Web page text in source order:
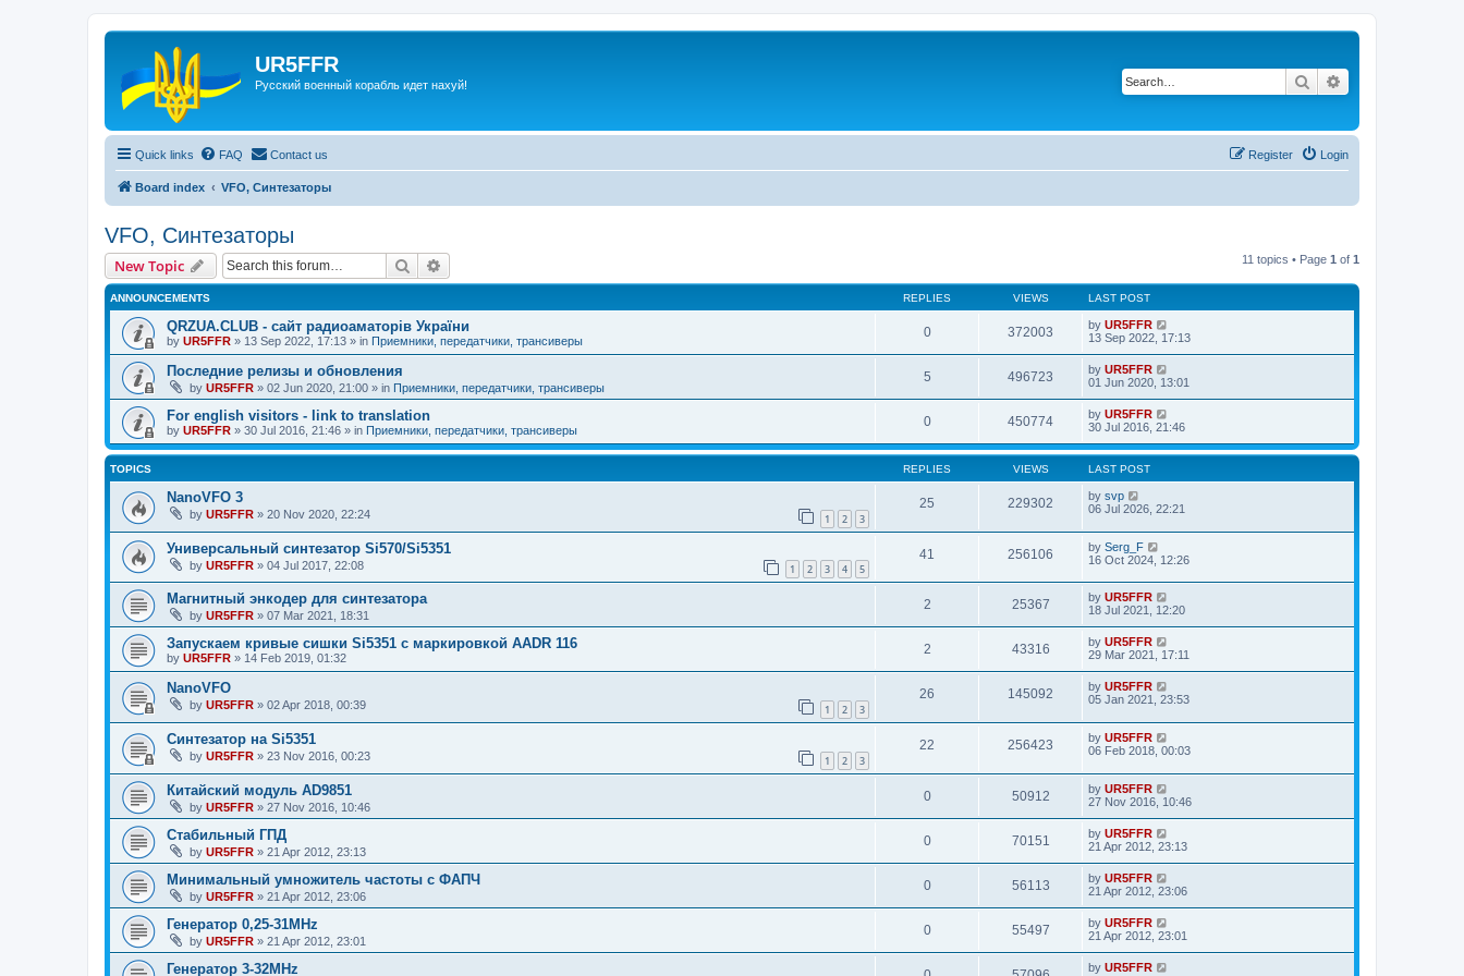
UR5FFR
Русский военный корабль идет нахуй! Search
Quick links FAQ Contact us Login
Register
Board index VFO, Синтезаторы
VFO, Синтезаторы
New Topic Search 11 topics • Page 1 of 1
ANNOUNCEMENTS REPLIES VIEWS LAST POST
QRZUA.CLUB - сайт радиоаматорів України
by UR5FFR » 13 Sep 2022, 17:13 » in Приемники, передатчики, трансиверы
0 372003 by UR5FFR
13 Sep 2022, 17:13
Последние релизы и обновления
by UR5FFR » 02 Jun 2020, 21:00 » in Приемники, передатчики, трансиверы
5 496723 by UR5FFR
01 Jun 2020, 13:01
For english visitors - link to translation
by UR5FFR » 30 Jul 2016, 21:46 » in Приемники, передатчики, трансиверы
0 450774 by UR5FFR
30 Jul 2016, 21:46
TOPICS REPLIES VIEWS LAST POST
NanoVFO 3
by UR5FFR » 20 Nov 2020, 22:24 1 2 3
25 229302 by svp
06 Jul 2026, 22:21
Универсальный синтезатор Si570/Si5351
by UR5FFR » 04 Jul 2017, 22:08 1 2 3 4 5
41 256106 by Serg_F
16 Oct 2024, 12:26
Магнитный энкодер для синтезатора
by UR5FFR » 07 Mar 2021, 18:31
2 25367 by UR5FFR
18 Jul 2021, 12:20
Запускаем кривые сишки Si5351 с маркировкой AADR 116
by UR5FFR » 14 Feb 2019, 01:32
2 43316 by UR5FFR
29 Mar 2021, 17:11
NanoVFO
by UR5FFR » 02 Apr 2018, 00:39 1 2 3
26 145092 by UR5FFR
05 Jan 2021, 23:53
Синтезатор на Si5351
by UR5FFR » 23 Nov 2016, 00:23 1 2 3
22 256423 by UR5FFR
06 Feb 2018, 00:03
Китайский модуль AD9851
by UR5FFR » 27 Nov 2016, 10:46
0 50912 by UR5FFR
27 Nov 2016, 10:46
Стабильный ГПД
by UR5FFR » 21 Apr 2012, 23:13
0 70151 by UR5FFR
21 Apr 2012, 23:13
Минимальный умножитель частоты с ФАПЧ
by UR5FFR » 21 Apr 2012, 23:06
0 56113 by UR5FFR
21 Apr 2012, 23:06
Генератор 0,25-31MHz
by UR5FFR » 21 Apr 2012, 23:01
0 55497 by UR5FFR
21 Apr 2012, 23:01
Генератор 3-32MHz by UR5FFR